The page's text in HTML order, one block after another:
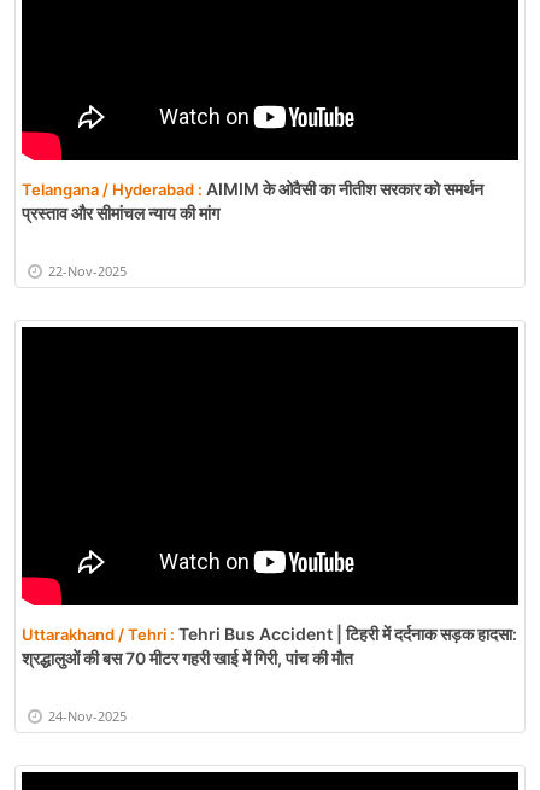
Telangana / Hyderabad : AIMIM के ओवैसी का नीतीश सरकार को समर्थन
प्रस्ताव और सीमांचल न्याय की मांग
22-Nov-2025
Uttarakhand / Tehri : Tehri Bus Accident | टिहरी में दर्दनाक सड़क हादसा:
श्रद्धालुओं की बस 70 मीटर गहरी खाई में गिरी, पांच की मौत
24-Nov-2025